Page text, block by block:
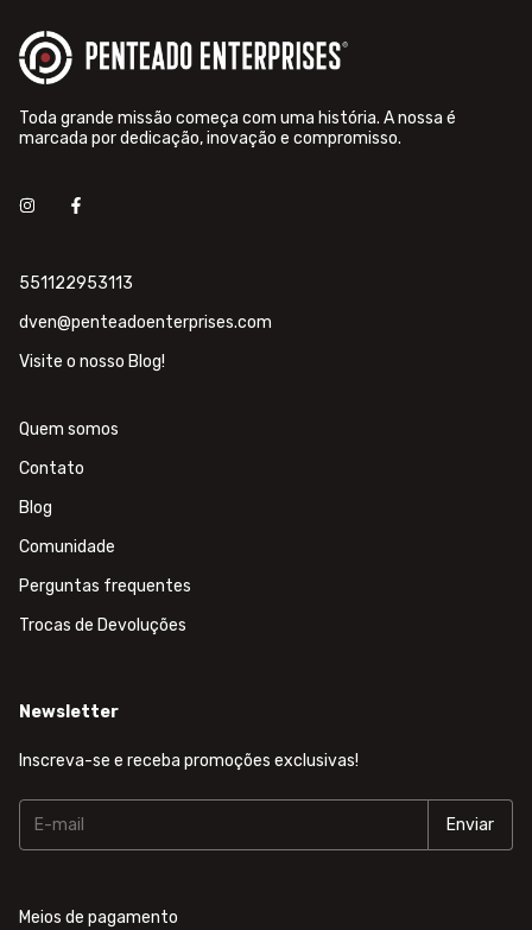
Toda grande missão começa com uma história. A nossa é
marcada por dedicação, inovação e compromisso.
551122953113
dven@penteadoenterprises.com
Visite o nosso Blog!
Quem somos
Contato
Blog
Comunidade
Perguntas frequentes
Trocas de Devoluções
Newsletter
Inscreva-se e receba promoções exclusivas!
Meios de pagamento